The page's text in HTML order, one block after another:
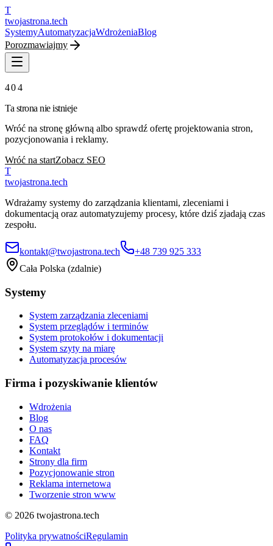
T
twojastrona.tech
SystemyAutomatyzacjaWdrożeniaBlog
Porozmawiajmy
404
Ta strona nie istnieje
Wróć na stronę główną albo sprawdź ofertę projektowania stron,
pozycjonowania i reklamy.
Wróć na startZobacz SEO
T
twojastrona.tech
Wdrażamy systemy do zarządzania klientami, zleceniami i
dokumentacją oraz automatyzujemy procesy, które dziś zjadają czas
zespołu.
kontakt@twojastrona.tech
+48 739 925 333
Cała Polska (zdalnie)
Systemy
System zarządzania zleceniami
System przeglądów i terminów
System protokołów i dokumentacji
System szyty na miarę
Automatyzacja procesów
Firma i pozyskiwanie klientów
Wdrożenia
Blog
O nas
FAQ
Kontakt
Strony dla firm
Pozycjonowanie stron
Reklama internetowa
Tworzenie stron www
© 2026 twojastrona.tech
Polityka prywatnościRegulamin